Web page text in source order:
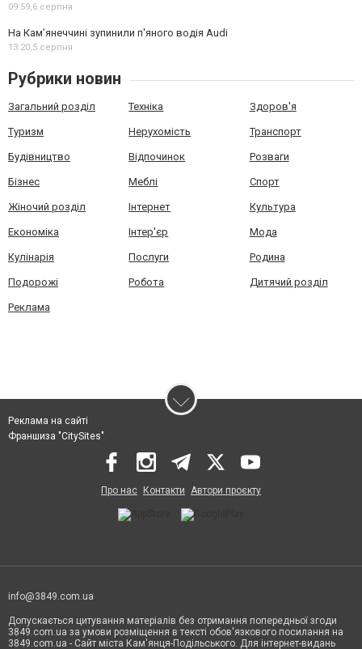
09:59,6 серпня
На Камʼянеччині зупинили п'яного водія Audi
13:20,5 серпня
Рубрики новин
Загальний розділ Техніка Здоров'я
Туризм Нерухомість Транспорт
Будівництво Відпочинок Розваги
Бізнес Меблі Спорт
Жіночий розділ Інтернет Культура
Економіка Інтер'єр Мода
Кулінарія Послуги Родина
Подорожі Робота Дитячий розділ
Реклама
Реклама на сайті
Франшиза "CitySites"
Про нас Контакти Автори проєкту
info@3849.com.ua
Допускається цитування матеріалів без отримання попередньої згоди
3849.com.ua за умови розміщення в тексті обов'язкового посилання на
3849.com.ua - Сайт міста Кам'янця-Подільського. Для інтернет-видань